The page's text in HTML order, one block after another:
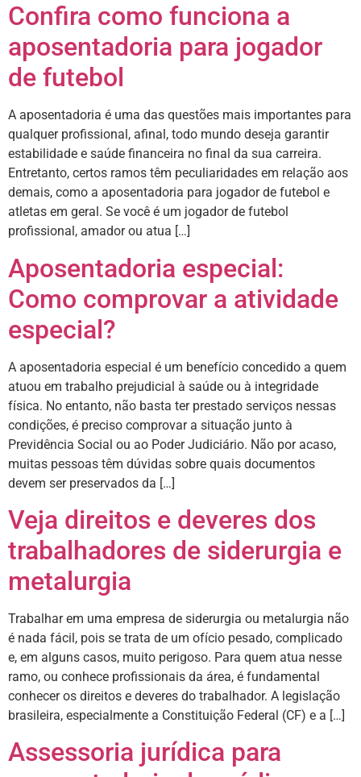
Confira como funciona a
aposentadoria para jogador
de futebol
A aposentadoria é uma das questões mais importantes para
qualquer profissional, afinal, todo mundo deseja garantir
estabilidade e saúde financeira no final da sua carreira.
Entretanto, certos ramos têm peculiaridades em relação aos
demais, como a aposentadoria para jogador de futebol e
atletas em geral. Se você é um jogador de futebol
profissional, amador ou atua […]
Aposentadoria especial:
Como comprovar a atividade
especial?
A aposentadoria especial é um benefício concedido a quem
atuou em trabalho prejudicial à saúde ou à integridade
física. No entanto, não basta ter prestado serviços nessas
condições, é preciso comprovar a situação junto à
Previdência Social ou ao Poder Judiciário. Não por acaso,
muitas pessoas têm dúvidas sobre quais documentos
devem ser preservados da […]
Veja direitos e deveres dos
trabalhadores de siderurgia e
metalurgia
Trabalhar em uma empresa de siderurgia ou metalurgia não
é nada fácil, pois se trata de um ofício pesado, complicado
e, em alguns casos, muito perigoso. Para quem atua nesse
ramo, ou conhece profissionais da área, é fundamental
conhecer os direitos e deveres do trabalhador. A legislação
brasileira, especialmente a Constituição Federal (CF) e a […]
Assessoria jurídica para